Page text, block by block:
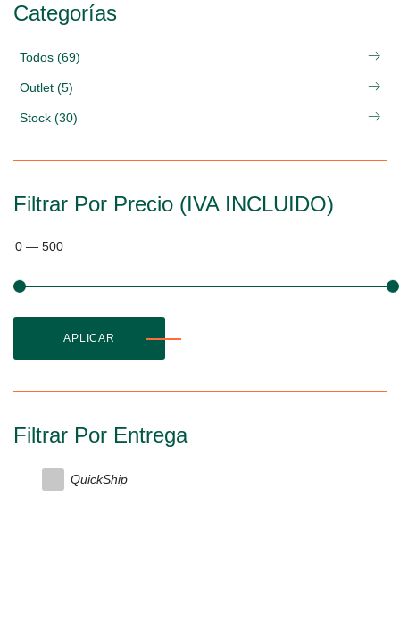
Categorías
Todos (69)
Outlet (5)
Stock (30)
Filtrar Por Precio (IVA INCLUIDO)
0 — 500
APLICAR
Filtrar Por Entrega
QuickShip